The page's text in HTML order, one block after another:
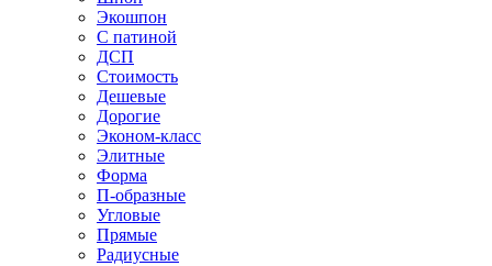
Экошпон
С патиной
ДСП
Стоимость
Дешевые
Дорогие
Эконом-класс
Элитные
Форма
П-образные
Угловые
Прямые
Радиусные